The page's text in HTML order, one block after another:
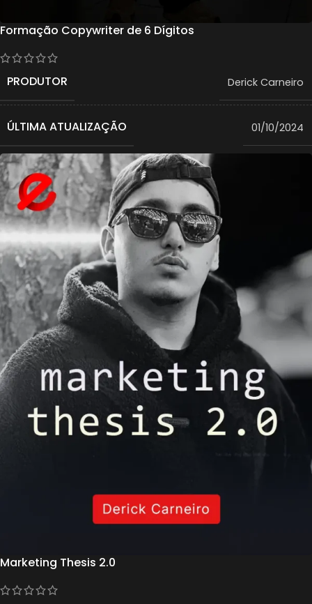
Formação Copywriter de 6 Dígitos
PRODUTOR Derick Carneiro
ÚLTIMA ATUALIZAÇÃO 01/10/2024
Marketing Thesis 2.0